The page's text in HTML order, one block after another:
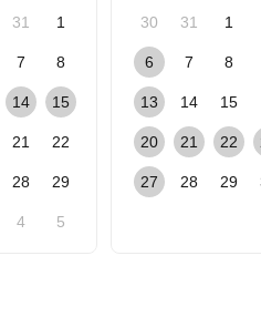
31 1
7 8
14 15
21 22
28 29
4 5
30 31 1
6 7 8
13 14 15
20 21 22
27 28 29